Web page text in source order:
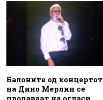
Балоните од концертот
на Дино Мерлин се
продаваат на огласи,